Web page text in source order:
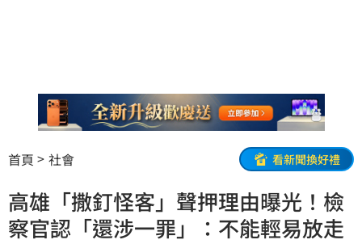
首頁 社會 看新聞換好禮
高雄「撒釘怪客」聲押理由曝光！檢
察官認「還涉一罪」：不能輕易放走